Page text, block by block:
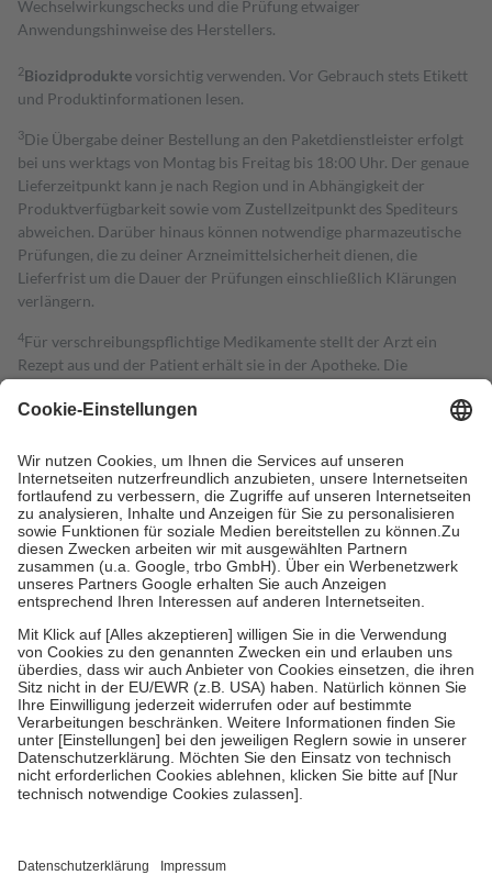
Wechselwirkungschecks und die Prüfung etwaiger
Anwendungshinweise des Herstellers.
2Biozidproduktevorsichtig verwenden. Vor Gebrauch stets Etikett
und Produktinformationen lesen.
3Die Übergabe deiner Bestellung an den Paketdienstleister erfolgt
bei uns werktags von Montag bis Freitag bis 18:00 Uhr. Der genaue
Lieferzeitpunkt kann je nach Region und in Abhängigkeit der
Produktverfügbarkeit sowie vom Zustellzeitpunkt des Spediteurs
abweichen. Darüber hinaus können notwendige pharmazeutische
Prüfungen, die zu deiner Arzneimittelsicherheit dienen, die
Lieferfrist um die Dauer der Prüfungen einschließlich Klärungen
verlängern.
4Für verschreibungspflichtige Medikamente stellt der Arzt ein
Rezept aus und der Patient erhält sie in der Apotheke. Die
Kosten dafür, der Versicherte trägt einen Teil davon als Zuzahlung
Grundsätzlich leisten Mitglieder Zuzahlungen in Höhe von zehn
Prozent des Abgabepreises,mindestensjedochfünf Euround
höchstens zehn Euro.Es sind jedoch nie mehr als die tatsächlichen
Kosten der Leistung zu entrichten.
Diese Regeln gelten grundsätzlich auch für Online-Apotheken.
Bei Heilmitteln und häuslicher Krankenpflege beträgt die
Zuzahlung zehn Prozent der Kosten sowie zehn Euro je
Um das Engagement der Versicherten für ihre eigene Gesundheit zu
stärken und die besondere Stellung der Familie zu unterstützen,
fallenkeine Zuzahlungen an bei:
• Kindern und Jugendlichen bis zum vollendeten 18. Lebensjahr
mit Ausnahme der Fahrkosten
• Untersuchungen zur Vorsorge und Früherkennung, die von der
GKV getragen werden
• empfohlenen Schutzimpfungen
Wir nutzen Trusted Shops als unabhängigen Dienstleister für die